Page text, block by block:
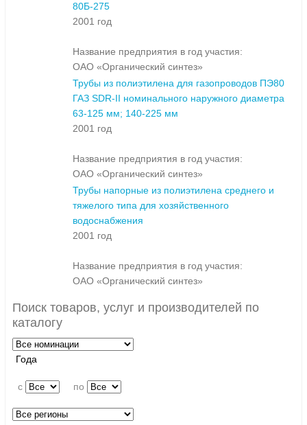
80Б-275
2001 год
Название предприятия в год участия:
ОАО «Органический синтез»
Трубы из полиэтилена для газопроводов ПЭ80
ГАЗ SDR-II номинального наружного диаметра
63-125 мм; 140-225 мм
2001 год
Название предприятия в год участия:
ОАО «Органический синтез»
Трубы напорные из полиэтилена среднего и
тяжелого типа для хозяйственного
водоснабжения
2001 год
Название предприятия в год участия:
ОАО «Органический синтез»
Поиск товаров, услуг и производителей по
каталогу
Года
c по